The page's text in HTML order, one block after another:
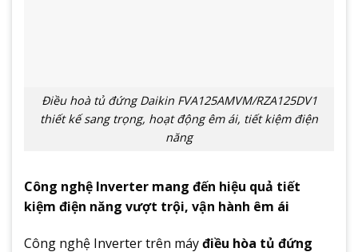
Điều hoà tủ đứng Daikin FVA125AMVM/RZA125DV1
thiết kế sang trọng, hoạt động êm ái, tiết kiệm điện
năng
Công nghệ Inverter mang đến hiệu quả tiết
kiệm điện năng vượt trội, vận hành êm ái
Công nghệ Inverter trên máyđiều hòa tủ đứng